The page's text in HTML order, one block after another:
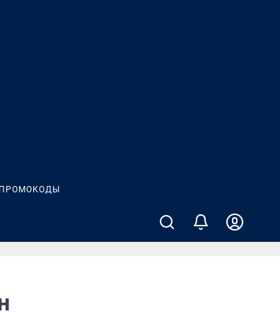
ПРОМОКОДЫ